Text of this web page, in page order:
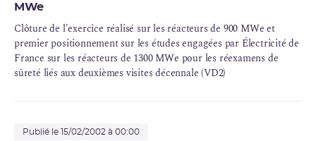
MWe
Clôture de l'exercice réalisé sur les réacteurs de 900 MWe et
premier positionnement sur les études engagées par Électricité de
France sur les réacteurs de 1300 MWe pour les réexamens de
sûreté liés aux deuxièmes visites décennale (VD2)
Publié le 15/02/2002 à 00:00